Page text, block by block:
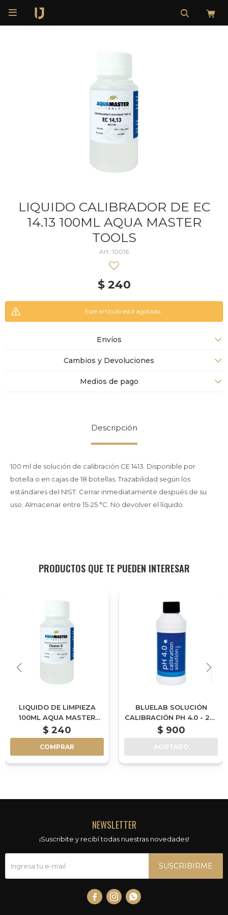

LIQUIDO CALIBRADOR DE EC
14.13 100ML AQUA MASTER
TOOLS
10016
$ 240
Este artículo está agotado.
Envíos
Cambios y Devoluciones
Medios de pago
Descripción
100 ml de solución de calibración CE 1413. Disponible por
botella o en cajas de 18 botellas. Trazabilidad según los
estándares del NIST. Cerrar inmediatamente después de su
uso. Almacenar entre 15-25 °C. No devolver el líquido.
PRODUCTOS QUE TE PUEDEN INTERESAR
LIQUIDO DE LIMPIEZA
100ML AQUA MASTER
TOOLS
$ 240
COMPRAR
BLUELAB SOLUCIÓN
CALIBRACIÓN PH 4.0 - 250
ML | POR ENCARGUE
$ 900
AGOTADO
NEWSLETTER
¡Suscribite y recibí todas nuestras novedades!
SUSCRIBIRME
  